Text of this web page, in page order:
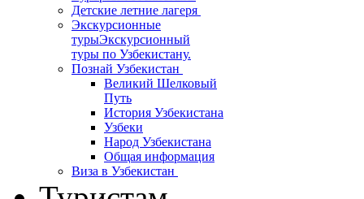
Детские летние лагеря
Экскурсионные
турыЭкскурсионный
туры по Узбекистану.
Познай Узбекистан
Великий Шелковый
Путь
История Узбекистана
Узбеки
Народ Узбекистана
Общая информация
Виза в Узбекистан